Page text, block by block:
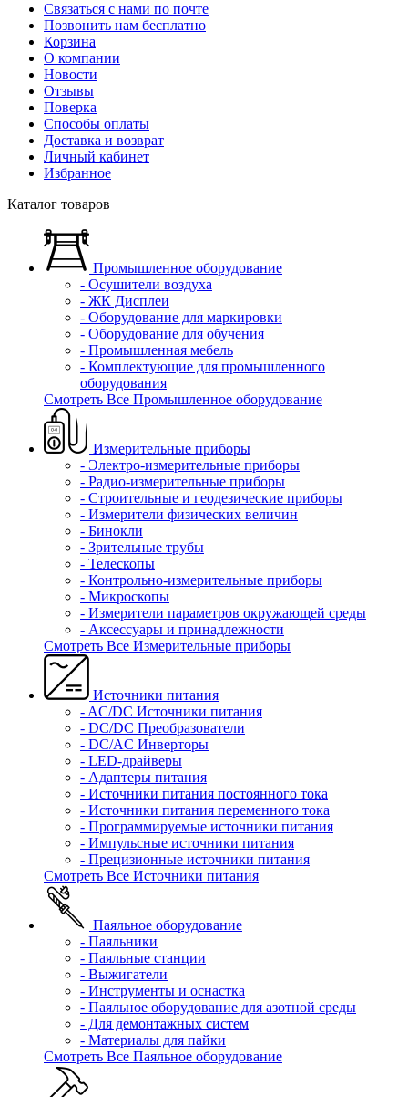
Связаться с нами по почте
Позвонить нам бесплатно
Корзина
О компании
Новости
Отзывы
Поверка
Способы оплаты
Доставка и возврат
Личный кабинет
Избранное
Каталог товаров
Промышленное оборудование
- Осушители воздуха
- ЖК Дисплеи
- Оборудование для маркировки
- Оборудование для обучения
- Промышленная мебель
- Комплектующие для промышленного
оборудования
Смотреть Все Промышленное оборудование
Измерительные приборы
- Электро-измерительные приборы
- Радио-измерительные приборы
- Строительные и геодезические приборы
- Измерители физических величин
- Бинокли
- Зрительные трубы
- Телескопы
- Контрольно-измерительные приборы
- Микроскопы
- Измерители параметров окружающей среды
- Аксессуары и принадлежности
Смотреть Все Измерительные приборы
Источники питания
- AC/DC Источники питания
- DC/DC Преобразователи
- DC/AC Инверторы
- LED-драйверы
- Адаптеры питания
- Источники питания постоянного тока
- Источники питания переменного тока
- Программируемые источники питания
- Импульсные источники питания
- Прецизионные источники питания
Смотреть Все Источники питания
Паяльное оборудование
- Паяльники
- Паяльные станции
- Выжигатели
- Инструменты и оснастка
- Паяльное оборудование для азотной среды
- Для демонтажных систем
- Материалы для пайки
Смотреть Все Паяльное оборудование